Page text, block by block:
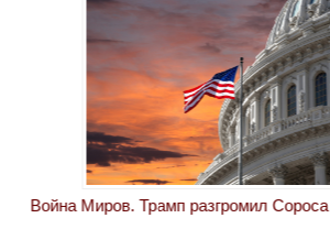
Война Миров. Трамп разгромил Сороса